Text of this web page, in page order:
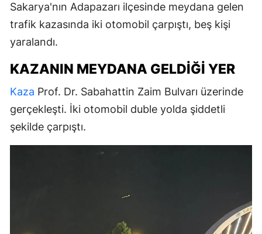
Sakarya'nın Adapazarı ilçesinde meydana gelen
trafik kazasında iki otomobil çarpıştı, beş kişi
yaralandı.
KAZANIN MEYDANA GELDIĞI YER
Kaza Prof. Dr. Sabahattin Zaim Bulvarı üzerinde
gerçekleşti. İki otomobil duble yolda şiddetli
şekilde çarpıştı.